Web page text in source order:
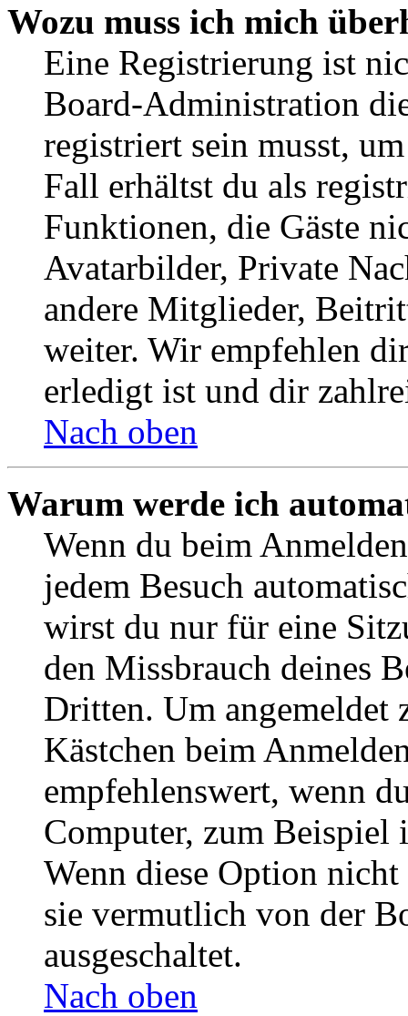
Wozu muss ich mich
Eine Registrierung ist
Board-Administration
registriert sein musst,
Fall erhältst du als
Funktionen, die Gäste
Avatarbilder, Private
andere Mitglieder,
weiter. Wir empfehlen
erledigt ist und dir
Nach oben
Warum werde ich
Wenn du beim
jedem Besuch
wirst du nur für eine
den Missbrauch deines
Dritten. Um angemeldet
Kästchen beim
empfehlenswert, wenn
Computer, zum Beispiel
Wenn diese Option
sie vermutlich von der
ausgeschaltet.
Nach oben